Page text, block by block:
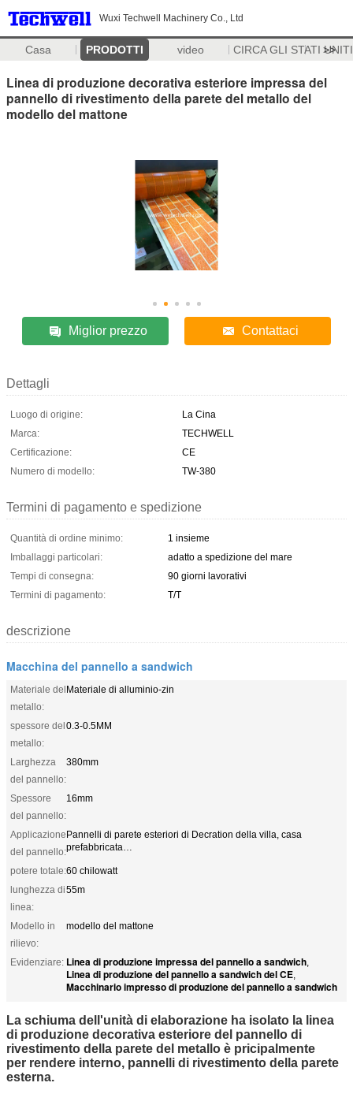
Wuxi Techwell Machinery Co., Ltd
Casa PRODOTTI video CIRCA GLI STATI UNITI
>>
Linea di produzione decorativa esteriore impressa del
pannello di rivestimento della parete del metallo del
modello del mattone
Miglior prezzo Contattaci
Dettagli
Luogo di origine:
La Cina
Marca:
TECHWELL
Certificazione:
CE
Numero di modello:
TW-380
Termini di pagamento e spedizione
Quantità di ordine minimo:
1 insieme
Imballaggi particolari:
adatto a spedizione del mare
Tempi di consegna:
90 giorni lavorativi
Termini di pagamento:
T/T
descrizione
Macchina del pannello a sandwich
Materiale del
metallo:
Materiale di alluminio-zin
spessore del
metallo:
0.3-0.5MM
Larghezza
del pannello:
380mm
Spessore
del pannello:
16mm
Applicazione
del pannello:
Pannelli di parete esteriori di Decration della villa, casa
prefabbricata…
potere totale:60 chilowatt
lunghezza di
linea:
55m
Modello in
rilievo:
modello del mattone
Evidenziare: Linea di produzione impressa del pannello a sandwich,
Linea di produzione del pannello a sandwich del CE,
Macchinario impresso di produzione del pannello a sandwich
La schiuma dell'unità di elaborazione ha isolato la linea
di produzione decorativa esteriore del pannello di
rivestimento della parete del metallo è pricipalmente
per rendere interno, pannelli di rivestimento della parete
esterna.